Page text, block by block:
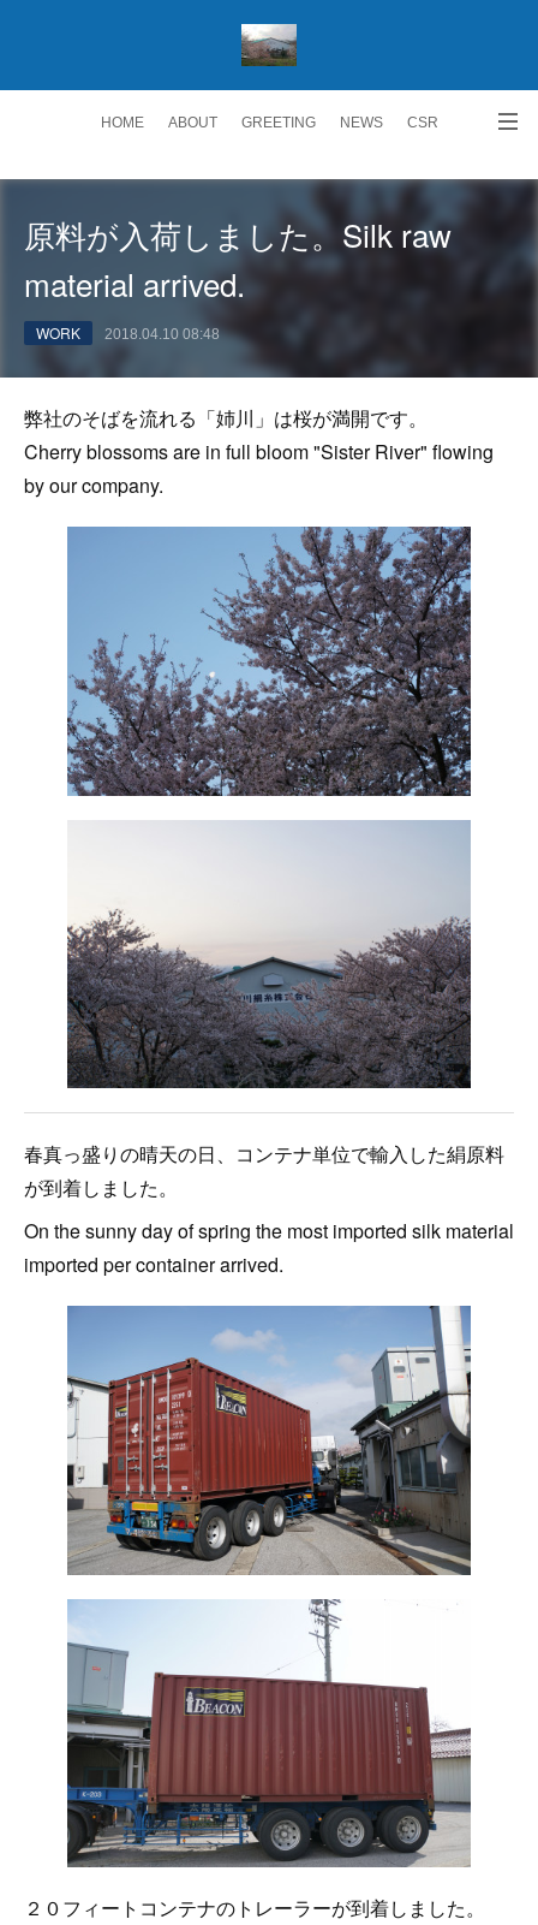
HOME ABOUT GREETING NEWS CSR
RECRUIT 求人情報 Facebook
原料が入荷しました。Silk raw
material arrived.
WORK 2018.04.10 08:48
弊社のそばを流れる「姉川」は桜が満開です。
Cherry blossoms are in full bloom "Sister River" flowing
by our company.
春真っ盛りの晴天の日、コンテナ単位で輸入した絹原料
が到着しました。
On the sunny day of spring the most imported silk material
imported per container arrived.
２０フィートコンテナのトレーラーが到着しました。